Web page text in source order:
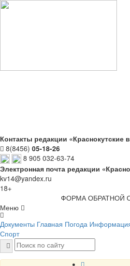
Контакты редакции «Краснокутские
8(8456) 05-18-26
8 905 032-63-74
Электронная почта редакции
kv14@yandex.ru
18+
ФОРМА ОБРАТНОЙ
Меню
Документы Главная Погода
Спорт